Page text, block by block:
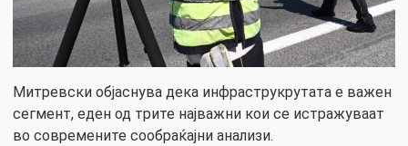
Митревски објаснува дека инфраструкрутата е важен
сегмент, еден од трите најважни кои се истражуваат
во современите сообраќајни анализи.